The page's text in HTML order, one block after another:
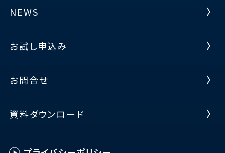
NEWS
お試し申込み
お問合せ
資料ダウンロード